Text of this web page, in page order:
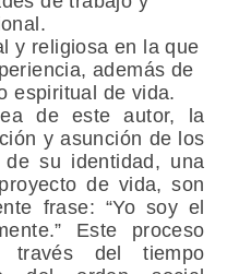
y religiosa en la que
además de
espiritual de vida.
de este autor, la
y asunción de los
su identidad, una
de vida, son
frase: “Yo soy el
Este proceso
través del tiempo